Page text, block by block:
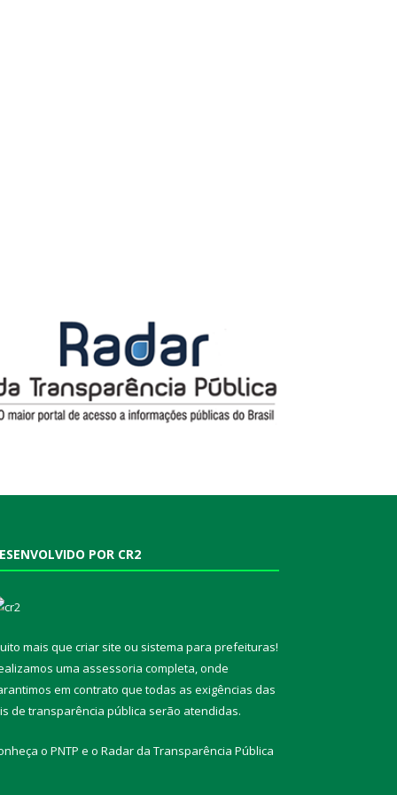
POR CR2
mais que criar site ou sistema para prefeituras!
uma assessoria completa, onde
em contrato que todas as exigências das
de transparência pública serão atendidas.
o PNTP e o Radar da Transparência Pública